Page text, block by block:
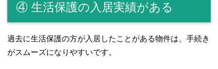
④ 生活保護の入居実績がある
過去に生活保護の方が入居したことがある物件は、手続き
がスムーズになりやすいです。